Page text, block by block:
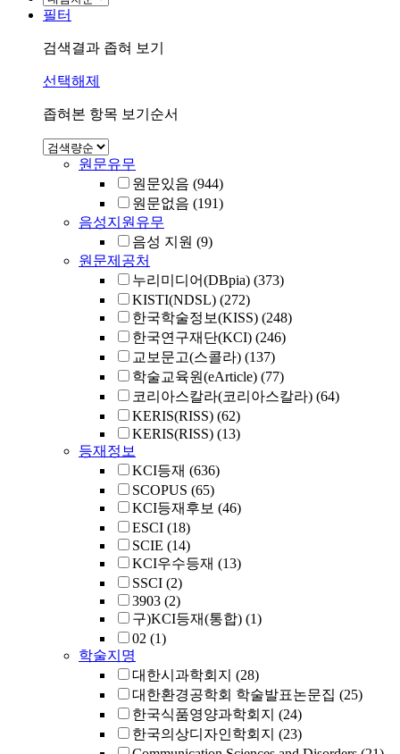
필터
검색결과 좁혀 보기
선택해제
좁혀본 항목 보기순서
원문유무
원문있음 (944)
원문없음 (191)
음성지원유무
음성 지원 (9)
원문제공처
누리미디어(DBpia) (373)
KISTI(NDSL) (272)
한국학술정보(KISS) (248)
한국연구재단(KCI) (246)
교보문고(스콜라) (137)
학술교육원(eArticle) (77)
코리아스칼라(코리아스칼라) (64)
KERIS(RISS) (62)
KERIS(RISS) (13)
등재정보
KCI등재 (636)
SCOPUS (65)
KCI등재후보 (46)
ESCI (18)
SCIE (14)
KCI우수등재 (13)
SSCI (2)
3903 (2)
구)KCI등재(통합) (1)
02 (1)
학술지명
대한시과학회지 (28)
대한환경공학회 학술발표논문집 (25)
한국식품영양과학회지 (24)
한국의상디자인학회지 (23)